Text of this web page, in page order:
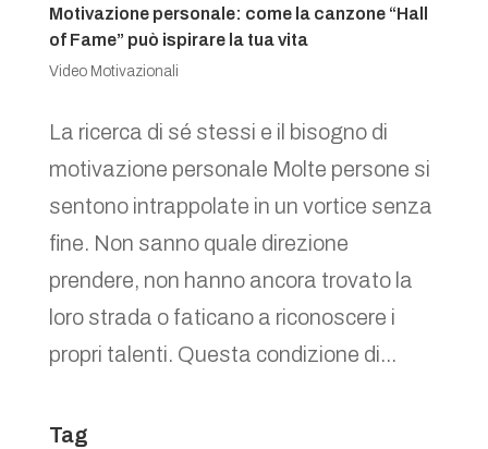
Motivazione personale: come la canzone “Hall
of Fame” può ispirare la tua vita
Video Motivazionali
La ricerca di sé stessi e il bisogno di
motivazione personale Molte persone si
sentono intrappolate in un vortice senza
fine. Non sanno quale direzione
prendere, non hanno ancora trovato la
loro strada o faticano a riconoscere i
propri talenti. Questa condizione di...
Tag